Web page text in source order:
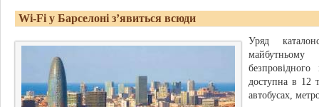
Wi-Fi у Барселоні з’явиться всюди
Уряд
майбутньому
доступна в 12
автобусах,